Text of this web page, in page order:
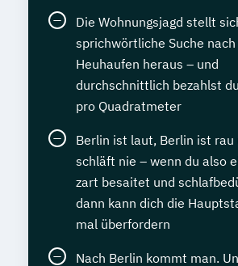
Die Wohnungsjagd stellt
sprichwörtliche Suche
Heuhaufen heraus – und
durchschnittlich bezahlst
pro Quadratmeter
Berlin ist laut, Berlin ist rau
schläft nie – wenn du also
zart besaitet und
dann kann dich die
mal überfordern
Nach Berlin kommt man.